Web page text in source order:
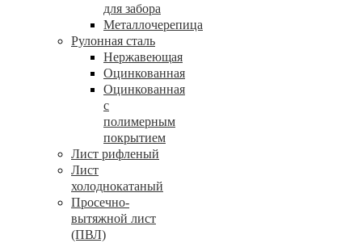
для забора
Металлочерепица
Рулонная сталь
Нержавеющая
Оцинкованная
Оцинкованная
с
полимерным
покрытием
Лист рифленый
Лист
холоднокатаный
Просечно-
вытяжной лист
(ПВЛ)